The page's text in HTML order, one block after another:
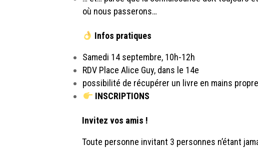
où nous passerons…
Infos pratiques
Samedi 14 septembre, 10h-12h
RDV Place Alice Guy, dans le 14e
possibilité de récupérer un livre en mains
INSCRIPTIONS
Invitez vos amis !
Toute personne invitant 3 personnes n’étant